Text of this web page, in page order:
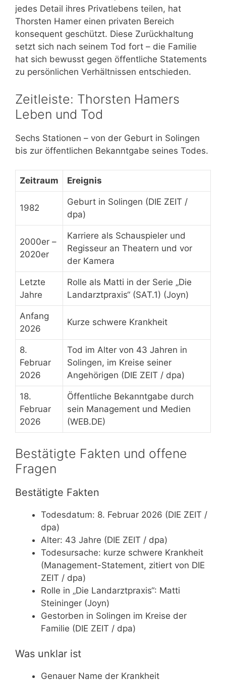
jedes Detail ihres Privatlebens teilen, hat
Thorsten Hamer einen privaten Bereich
konsequent geschützt. Diese Zurückhaltung
setzt sich nach seinem Tod fort – die Familie
hat sich bewusst gegen öffentliche Statements
zu persönlichen Verhältnissen entschieden.
Zeitleiste: Thorsten Hamers
Leben und Tod
Sechs Stationen – von der Geburt in Solingen
bis zur öffentlichen Bekanntgabe seines Todes.
Zeitraum Ereignis
1982
Geburt in Solingen (DIE ZEIT /
dpa)
2000er –
2020er
Karriere als Schauspieler und
Regisseur an Theatern und vor
der Kamera
Letzte
Jahre
Rolle als Matti in der Serie „Die
Landarztpraxis“ (SAT.1) (Joyn)
Anfang
2026
Kurze schwere Krankheit
8.
Februar
2026
Tod im Alter von 43 Jahren in
Solingen, im Kreise seiner
Angehörigen (DIE ZEIT / dpa)
18.
Februar
2026
Öffentliche Bekanntgabe durch
sein Management und Medien
(WEB.DE)
Bestätigte Fakten und offene
Fragen
Bestätigte Fakten
Todesdatum: 8. Februar 2026 (DIE ZEIT /
dpa)
Alter: 43 Jahre (DIE ZEIT / dpa)
Todesursache: kurze schwere Krankheit
(Management-Statement, zitiert von DIE
ZEIT / dpa)
Rolle in „Die Landarztpraxis“: Matti
Steininger (Joyn)
Gestorben in Solingen im Kreise der
Familie (DIE ZEIT / dpa)
Was unklar ist
Genauer Name der Krankheit